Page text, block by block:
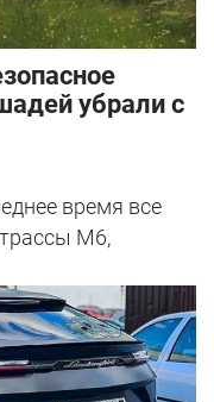
убрали с
время все
М6,